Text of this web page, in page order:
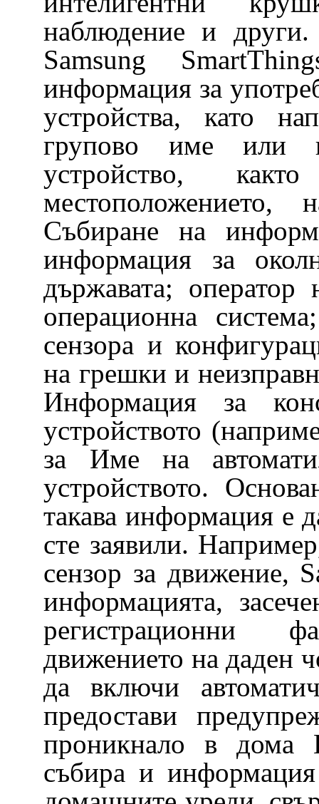
наблюдение и
Samsung
информация за
устройства, като
групово име или
устройство,
местоположението,
Събиране на
информация за
държавата;
операционна
сензора и
на грешки и
Информация
за
устройството
за Име на
устройството.
такава информация е
сте заявили.
сензор за движение,
информацията,
регистрационни
движението на даден
да включи
предостави
проникнало в дома
събира и информация